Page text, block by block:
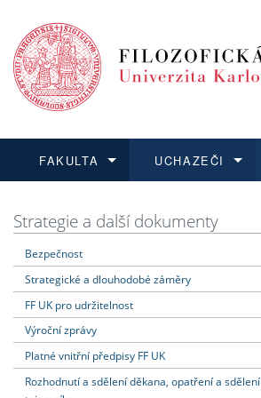
FAKULTA
Dozvědět se více
UCHAZEČI
Podat přihlášku
Dozvědět se více
Dozvědět se více
Dozvědět se více
Strategie a další dokumenty
Bezpečnost
Strategické a dlouhodobé záměry
FF UK pro udržitelnost
Výroční zprávy
Platné vnitřní předpisy FF UK
Rozhodnutí a sdělení děkana, opatření a sdělení